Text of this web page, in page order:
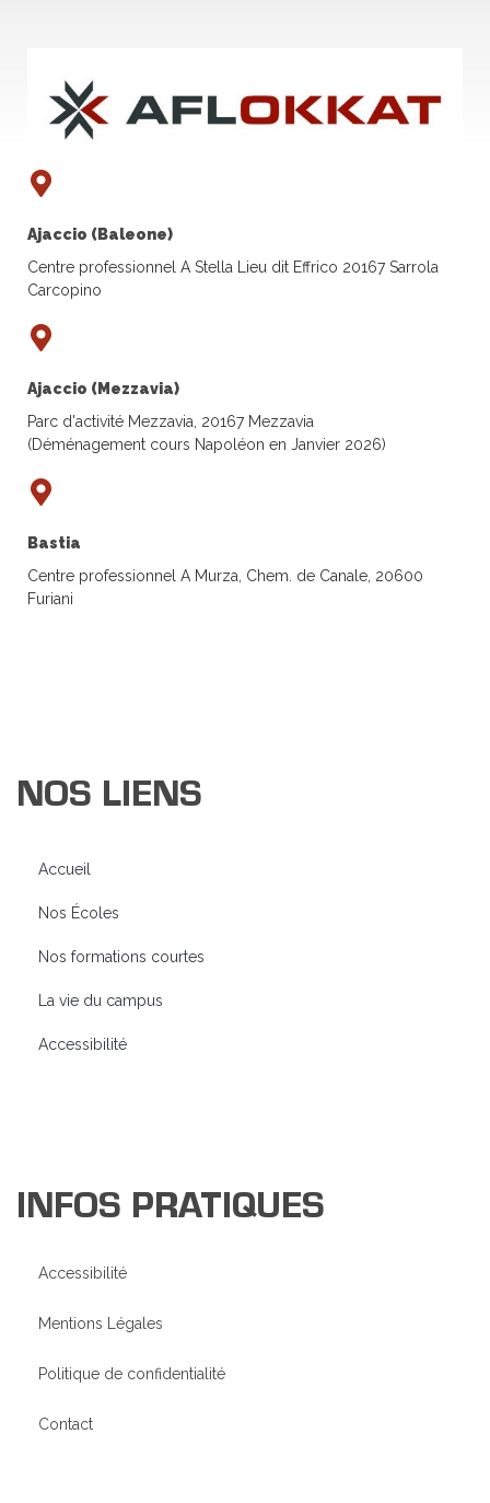
Ajaccio (Baleone)
Centre professionnel A Stella Lieu dit Effrico 20167 Sarrola
Carcopino
Ajaccio (Mezzavia)
Parc d'activité Mezzavia, 20167 Mezzavia
(Déménagement cours Napoléon en Janvier 2026)
Bastia
Centre professionnel A Murza, Chem. de Canale, 20600
Furiani
NOS LIENS
Accueil
Nos Écoles
Nos formations courtes
La vie du campus
Accessibilité
INFOS PRATIQUES
Accessibilité
Mentions Légales
Politique de confidentialité
Contact